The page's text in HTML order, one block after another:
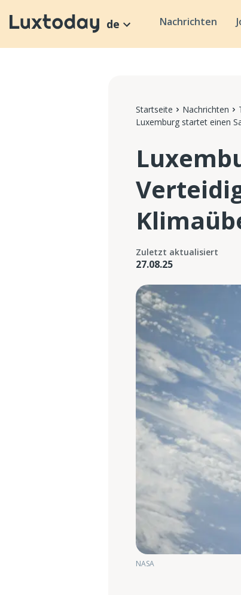
de Nachrichten
Startseite Nachrichten
Luxemburg startet einen
Zuletzt aktualisiert
27.08.25
NASA